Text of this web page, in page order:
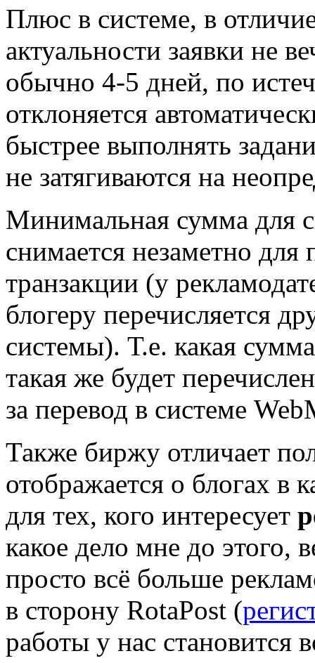
Плюс в системе, в
актуальности заявки не
обычно 4-5 дней, по
отклоняется
быстрее выполнять
не затягиваются на
Минимальная сумма для
снимается незаметно для
транзакции (у
блогеру перечисляется
системы). Т.е. какая
такая же будет
за перевод в системе
Также биржу отличает
отображается о блогах в
для тех, кого интересует
какое дело мне до этого,
просто всё больше
в сторону RotaPost (
работы у нас становится